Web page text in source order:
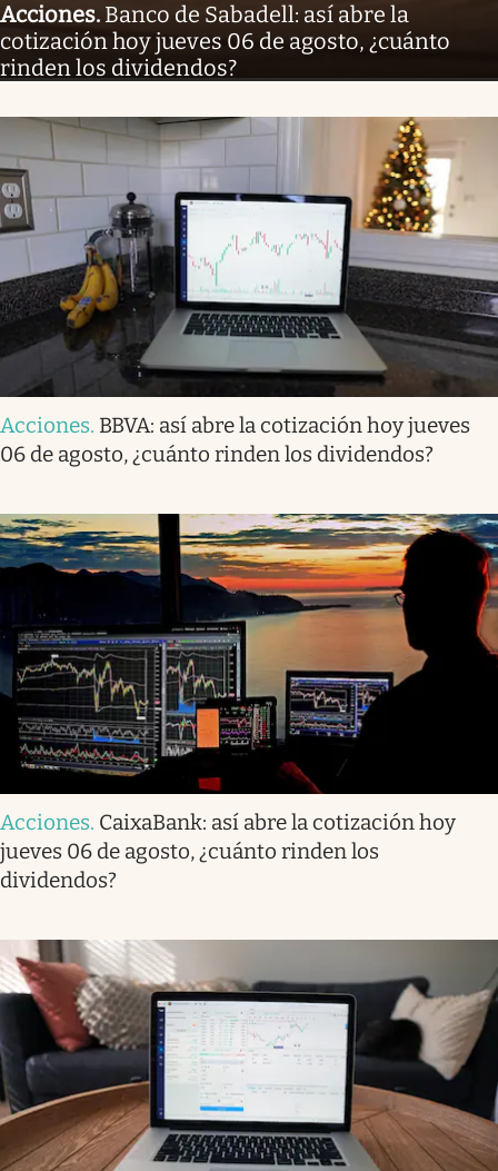
Acciones. Banco de Sabadell: así abre la
cotización hoy jueves 06 de agosto, ¿cuánto
rinden los dividendos?
Acciones. BBVA: así abre la cotización hoy jueves
06 de agosto, ¿cuánto rinden los dividendos?
Acciones. CaixaBank: así abre la cotización hoy
jueves 06 de agosto, ¿cuánto rinden los
dividendos?